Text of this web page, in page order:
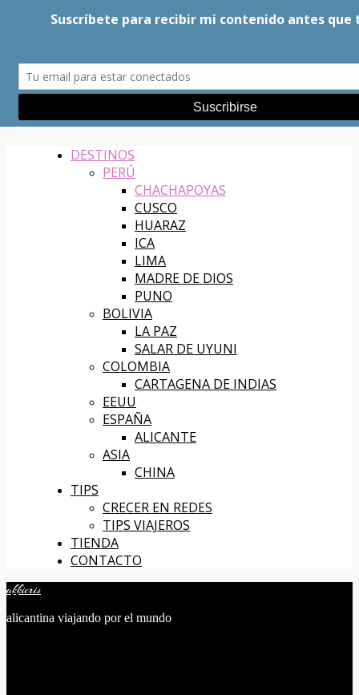
DESTINOS
PERÚ
CHACHAPOYAS
CUSCO
HUARAZ
ICA
LIMA
MADRE DE DIOS
PUNO
BOLIVIA
LA PAZ
SALAR DE UYUNI
COLOMBIA
CARTAGENA DE INDIAS
EEUU
ESPAÑA
ALICANTE
ASIA
CHINA
TIPS
CRECER EN REDES
TIPS VIAJEROS
TIENDA
CONTACTO
akkicris
alicantina viajando por el mundo
Artículo al azar